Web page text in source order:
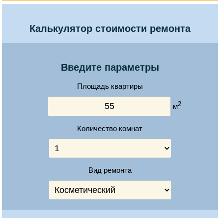
Калькулятор стоимости ремонта
Введите параметры
Площадь квартиры
м2
Количество комнат
Вид ремонта